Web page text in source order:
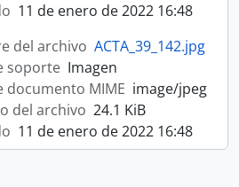
11 de enero de 2022 16:48
del archivo ACTA_39_142.jpg
soporte Imagen
documento MIME image/jpeg
del archivo 24.1 KiB
11 de enero de 2022 16:48